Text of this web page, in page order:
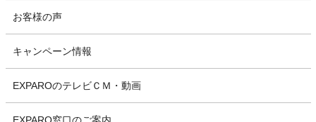
お客様の声
キャンペーン情報
EXPAROのテレビＣＭ・動画